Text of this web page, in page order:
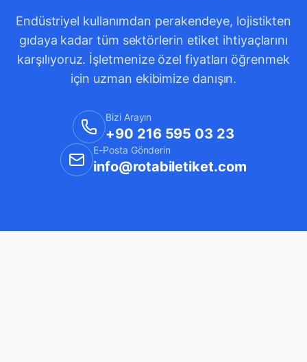
Endüstriyel kullanımdan perakendeye, lojistikten
gıdaya kadar tüm sektörlerin etiket ihtiyaçlarını
karşılıyoruz. İşletmenize özel fiyatları öğrenmek
için uzman ekibimize danışın.
Bizi Arayın
+90 216 595 03 23
E-Posta Gönderin
info@rotabiletiket.com